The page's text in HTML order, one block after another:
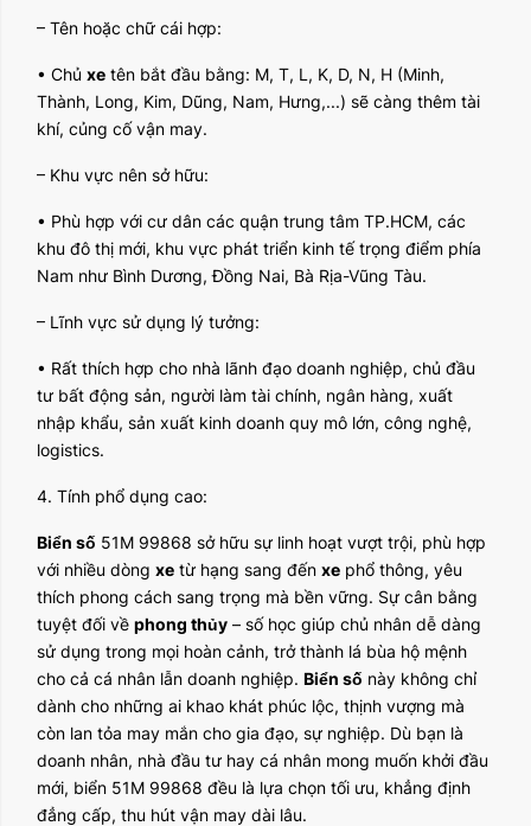
– Tên hoặc chữ cái hợp:
• Chủ xe tên bắt đầu bằng: M, T, L, K, D, N, H (Minh,
Thành, Long, Kim, Dũng, Nam, Hưng,...) sẽ càng thêm tài
khí, củng cố vận may.
– Khu vực nên sở hữu:
• Phù hợp với cư dân các quận trung tâm TP.HCM, các
khu đô thị mới, khu vực phát triển kinh tế trọng điểm phía
Nam như Bình Dương, Đồng Nai, Bà Rịa-Vũng Tàu.
– Lĩnh vực sử dụng lý tưởng:
• Rất thích hợp cho nhà lãnh đạo doanh nghiệp, chủ đầu
tư bất động sản, người làm tài chính, ngân hàng, xuất
nhập khẩu, sản xuất kinh doanh quy mô lớn, công nghệ,
logistics.
4. Tính phổ dụng cao:
Biển số 51M 99868 sở hữu sự linh hoạt vượt trội, phù hợp
với nhiều dòng xe từ hạng sang đến xe phổ thông, yêu
thích phong cách sang trọng mà bền vững. Sự cân bằng
tuyệt đối về phong thủy – số học giúp chủ nhân dễ dàng
sử dụng trong mọi hoàn cảnh, trở thành lá bùa hộ mệnh
cho cả cá nhân lẫn doanh nghiệp. Biển số này không chỉ
dành cho những ai khao khát phúc lộc, thịnh vượng mà
còn lan tỏa may mắn cho gia đạo, sự nghiệp. Dù bạn là
doanh nhân, nhà đầu tư hay cá nhân mong muốn khởi đầu
mới, biển 51M 99868 đều là lựa chọn tối ưu, khẳng định
đẳng cấp, thu hút vận may dài lâu.